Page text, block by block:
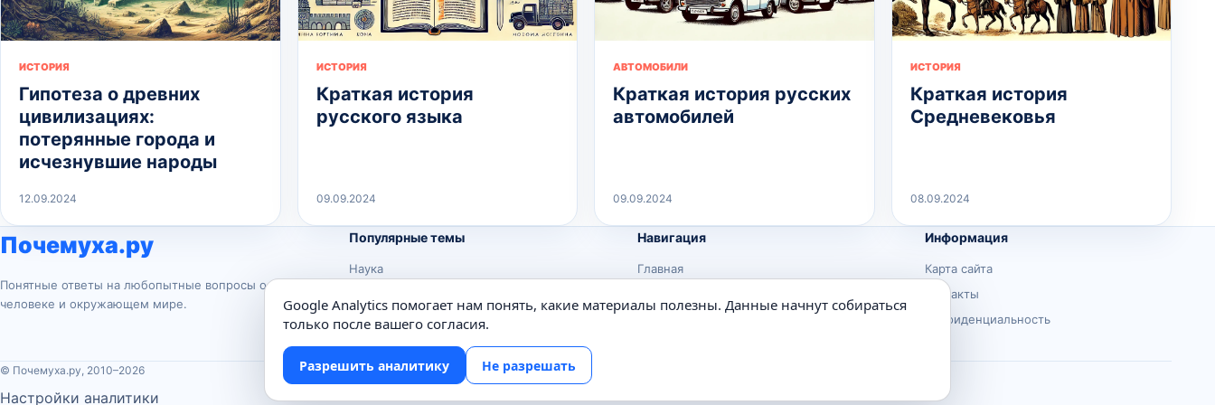
ИСТОРИЯ
Гипотеза о древних
цивилизациях:
потерянные города и
исчезнувшие народы
12.09.2024
ИСТОРИЯ
Краткая история
русского языка
09.09.2024
АВТОМОБИЛИ
Краткая история русских
автомобилей
09.09.2024
ИСТОРИЯ
Краткая история
Средневековья
08.09.2024
Почемуха.ру
Понятные ответы на любопытные вопросы о
человеке и окружающем мире.
Популярные темы
Наука
Животные
Техника
Навигация
Главная
Информация
Карта сайта
Контакты
Конфиденциальность
© Почемуха.ру, 2010–2026
Настройки аналитики
Google Analytics помогает нам понять, какие материалы полезны. Данные начнут собираться
только после вашего согласия.
Разрешить аналитику Не разрешать